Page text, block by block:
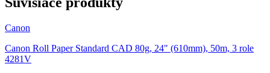
Canon
Canon Roll Paper Standard CAD 80g, 24" (610mm), 50m, 3 role
4281V